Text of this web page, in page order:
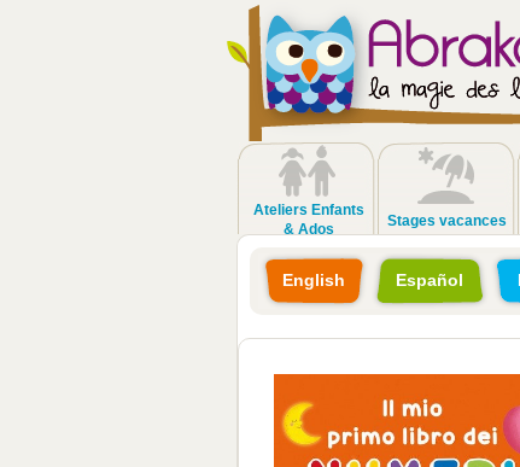
Ateliers Enfants
& Ados
Stages vacances
English Español